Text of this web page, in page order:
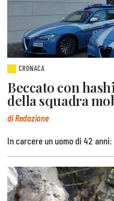
CRONACA
Beccato con
della squadra
di Redazione
In carcere un uomo di 42